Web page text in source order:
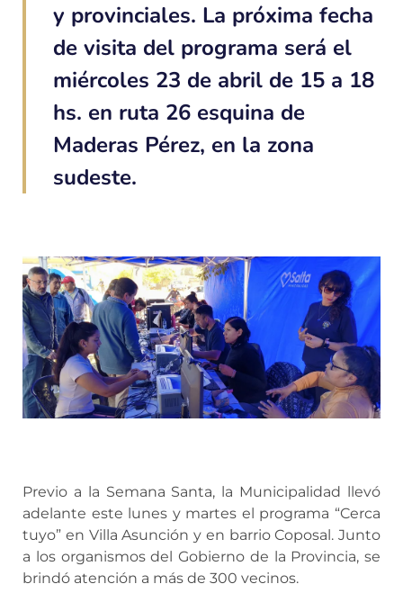
y provinciales. La próxima fecha
de visita del programa será el
miércoles 23 de abril de 15 a 18
hs. en ruta 26 esquina de
Maderas Pérez, en la zona
sudeste.
Previo a la Semana Santa, la Municipalidad llevó
adelante este lunes y martes el programa “Cerca
tuyo” en Villa Asunción y en barrio Coposal. Junto
a los organismos del Gobierno de la Provincia, se
brindó atención a más de 300 vecinos.